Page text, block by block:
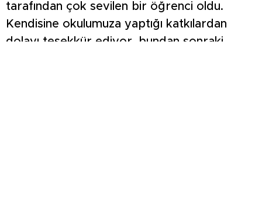
tarafından çok sevilen bir öğrenci oldu.
Kendisine okulumuza yaptığı katkılardan
dolayı teşekkür ediyor, bundan sonraki